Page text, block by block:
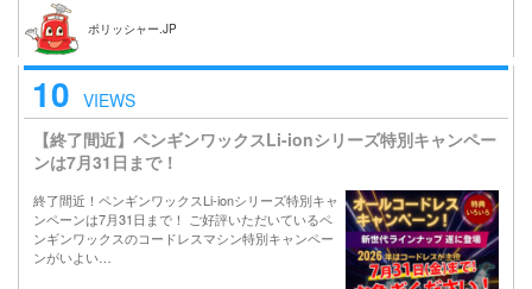
ポリッシャー.JP
10 VIEWS
【終了間近】ペンギンワックスLi-ionシリーズ特別キャンペー
ンは7月31日まで！
終了間近！ペンギンワックスLi-ionシリーズ特別キャ
ンペーンは7月31日まで！ ご好評いただいているペ
ンギンワックスのコードレスマシン特別キャンペー
ンがいよい…